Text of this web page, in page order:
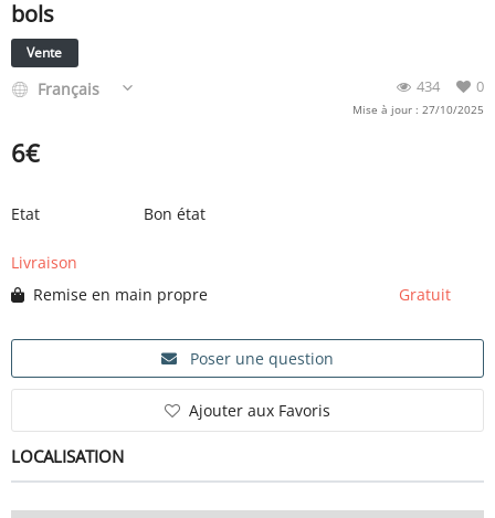
bols
Vente
0
434
Français
Mise à jour : 27/10/2025
6€
Etat Bon état
Livraison
Remise en main propre
Gratuit
Poser une question
Ajouter aux Favoris
LOCALISATION